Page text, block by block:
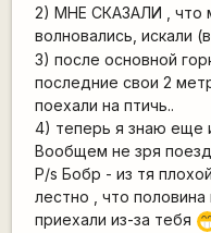
2) МНЕ СКАЗАЛИ , что
волновались, искали
3) после основной
последние свои 2
поехали на птичь..
4) теперь я знаю еще
Вообщем не зря
P/s Бобр - из тя
лестно , что
приехали из-за тебя